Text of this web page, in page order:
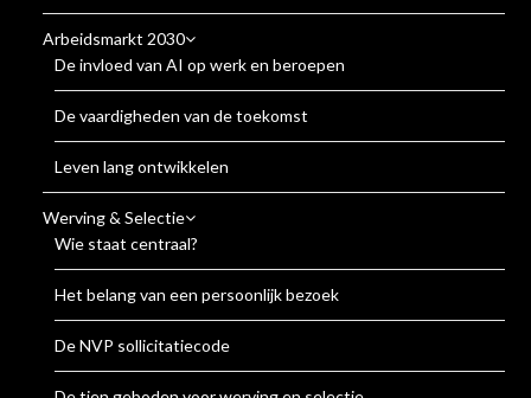
Arbeidsmarkt 2030
De invloed van AI op werk en beroepen
De vaardigheden van de toekomst
Leven lang ontwikkelen
Werving & Selectie
Wie staat centraal?
Het belang van een persoonlijk bezoek
De NVP sollicitatiecode